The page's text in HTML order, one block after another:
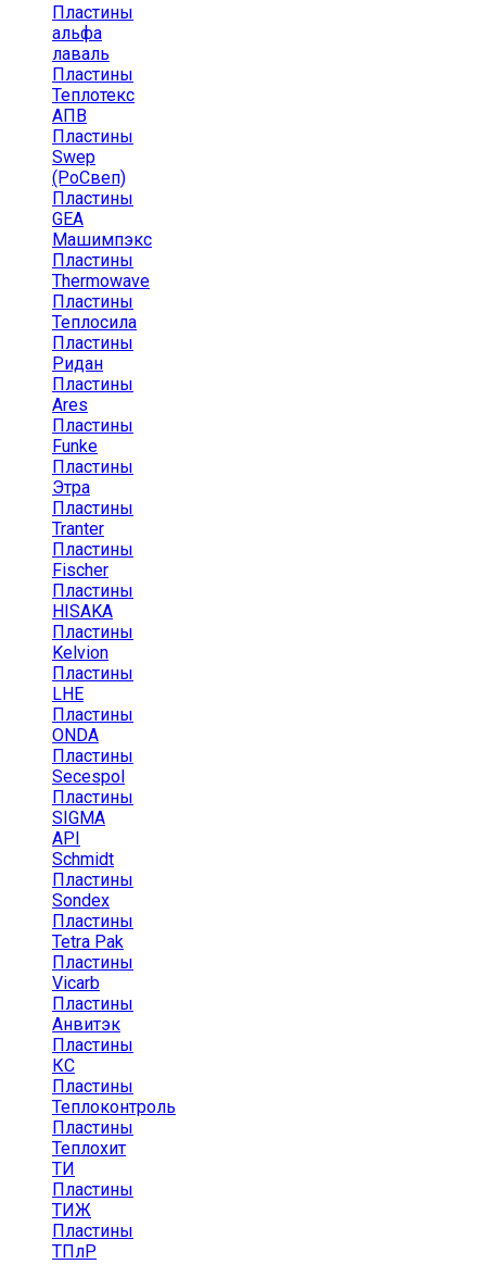
Пластины
альфа
лаваль
Пластины
Теплотекс
АПВ
Пластины
Swep
(РоСвеп)
Пластины
GEA
Машимпэкс
Пластины
Thermowave
Пластины
Теплосила
Пластины
Ридан
Пластины
Ares
Пластины
Funke
Пластины
Этра
Пластины
Tranter
Пластины
Fischer
Пластины
HISAKA
Пластины
Kelvion
Пластины
LHE
Пластины
ONDA
Пластины
Secespol
Пластины
SIGMA
API
Schmidt
Пластины
Sondex
Пластины
Tetra Pak
Пластины
Vicarb
Пластины
Анвитэк
Пластины
КС
Пластины
Теплоконтроль
Пластины
Теплохит
ТИ
Пластины
ТИЖ
Пластины
ТПлР